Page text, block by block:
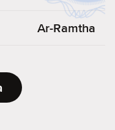
Ar-Ramtha